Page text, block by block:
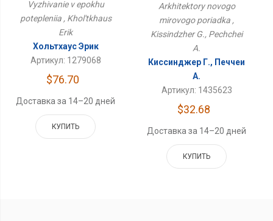
Vyzhivanie v epokhu
potepleniia , Khol'tkhaus
Erik
Хольтхаус Эрик
Артикул: 1279068
$76.70
Доставка за 14–20 дней
КУПИТЬ
Arkhitektory novogo
mirovogo poriadka ,
Kissindzher G., Pechchei
A.
Киссинджер Г., Печчеи
А.
Артикул: 1435623
$32.68
Доставка за 14–20 дней
КУПИТЬ